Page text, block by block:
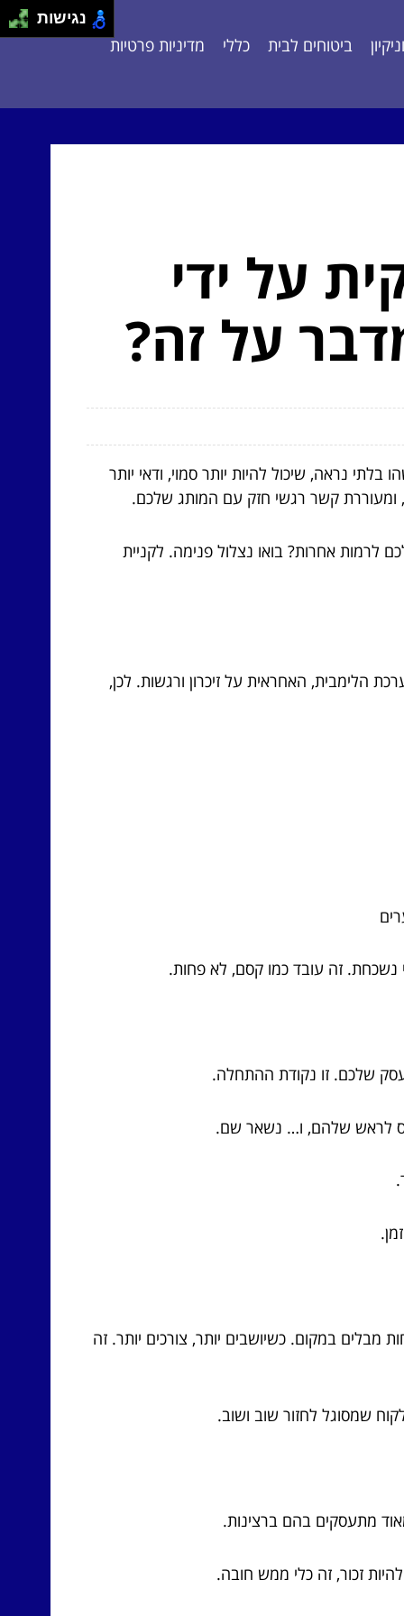
ביטוחים לבית כללי מדיניות פרטיות
על ידי
על זה?
נראה, שיכול להיות יותר סמוי, ודאי יותר
ומעוררת קשר רגשי חזק עם המותג שלכם.
לרמות אחרות? בואו נצלול פנימה. לקניית
הלימבית, האחראית על זיכרון ורגשות. לכן,
זה עובד כמו קסם, לא פחות.
מבלים במקום. כשיושבים יותר, צורכים יותר. זה
שמסוגל לחזור שוב ושוב.
מתעסקים בהם ברצינות.
זכור, זה כלי ממש חובה.
נגישות